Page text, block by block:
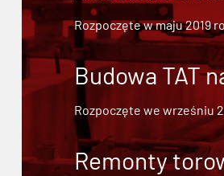
Rozpoczęte w maju 2019
Budowa TAT
Rozpoczęte we wrześniu
Remonty